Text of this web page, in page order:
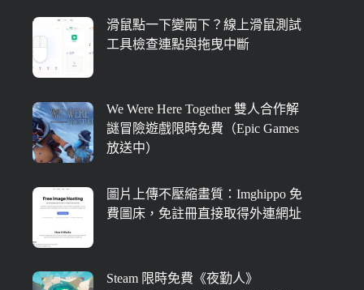
滑鼠點一下變兩下？線上滑鼠測試
工具檢查連點與拖曳中斷
We Were Here Together 雙人合作解
謎冒險遊戲限時免費（Epic Games
放送中）
圖片上傳不壓縮畫質：Imghippo 免
費圖床，免註冊直接取得外連網址
Steam 限時免費《夜勤人》